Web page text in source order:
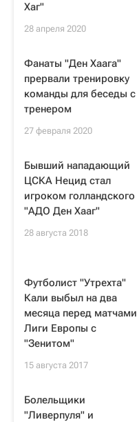
Хаг"
28 апреля 2020
Фанаты "Ден Хаага"
прервали тренировку
команды для беседы с
тренером
27 февраля 2020
Бывший нападающий
ЦСКА Нецид стал
игроком голландского
"АДО Ден Хааг"
28 августа 2018
Футболист "Утрехта"
Кали выбыл на два
месяца перед матчами
Лиги Европы с
"Зенитом"
15 августа 2017
Болельщики
"Ливерпуля" и